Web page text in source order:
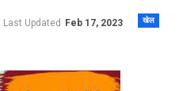
खेल
Last Updated
Feb 17, 2023